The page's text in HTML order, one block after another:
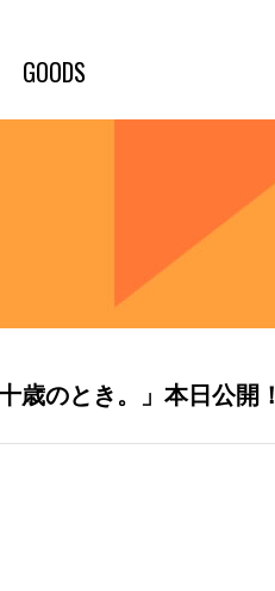
GOODS
歳のとき。」本日公開！